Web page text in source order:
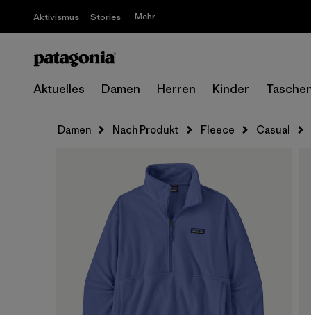
Aktivismus Stories Mehr
Aktuelles Damen Herren Kinder
Damen Nach Produkt Fleece Casual